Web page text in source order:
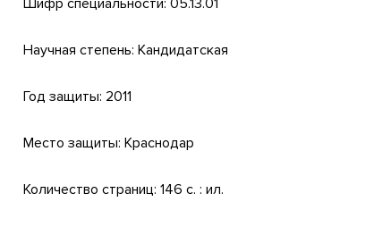
Шифр специальности: 05.13.01
Научная степень: Кандидатская
Год защиты: 2011
Место защиты: Краснодар
Количество страниц: 146 с. : ил.